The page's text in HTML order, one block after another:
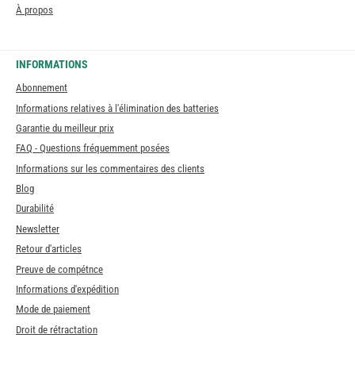
À propos
INFORMATIONS
Abonnement
Informations relatives à l'élimination des batteries
Garantie du meilleur prix
FAQ - Questions fréquemment posées
Informations sur les commentaires des clients
Blog
Durabilité
Newsletter
Retour d'articles
Preuve de compétnce
Informations d'expédition
Mode de paiement
Droit de rétractation